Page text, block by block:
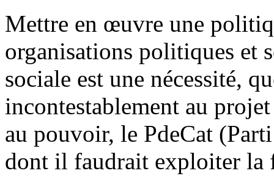
Mettre en œuvre une
organisations politiques et
sociale est une nécessité,
incontestablement au
au pouvoir, le PdeCat
dont il faudrait exploiter la